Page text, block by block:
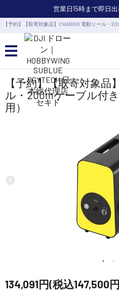
営業日15時まで即日
【予約】【取寄対象品】CHASING 電動リール・
カメラドローン・生活家電
水中ドローン(ROV)・水中スク
講習会･国家資格･WEBセミナー
【予約】【取寄対象品
ル・200mケーブル付き
用）
134,091円(税込147,500